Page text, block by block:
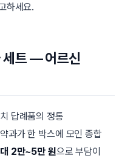
하세요.
세트 — 어르신
답례품의 정통
과가 한 박스에 모인 종합
2만~5만 원으로 부담이